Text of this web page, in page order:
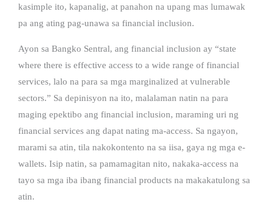
kasimple ito, kapanalig, at panahon na upang mas lumawak
pa ang ating pag-unawa sa financial inclusion.
Ayon sa Bangko Sentral, ang financial inclusion ay “state
where there is effective access to a wide range of financial
services, lalo na para sa mga marginalized at vulnerable
sectors.” Sa depinisyon na ito, malalaman natin na para
maging epektibo ang financial inclusion, maraming uri ng
financial services ang dapat nating ma-access. Sa ngayon,
marami sa atin, tila nakokontento na sa iisa, gaya ng mga e-
wallets. Isip natin, sa pamamagitan nito, nakaka-access na
tayo sa mga iba ibang financial products na makakatulong sa
atin.